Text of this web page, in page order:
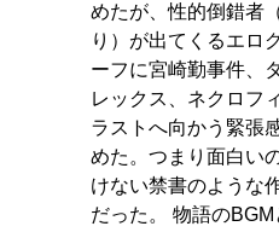
めたが、性的倒錯者
り）が出てくるエロ
ーフに宮崎勤事件、
レックス、ネクロフ
ラストへ向かう緊張
めた。つまり面白い
けない禁書のような
だった。 物語の